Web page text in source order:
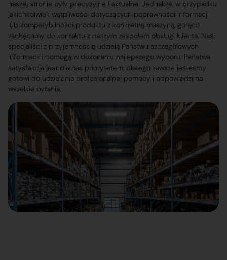
naszej stronie były precyzyjne i aktualne. Jednakże, w przypadku
jakichkolwiek wątpliwości dotyczących poprawności informacji
lub kompatybilności produktu z konkretną maszyną, gorąco
zachęcamy do kontaktu z naszym zespołem obsługi klienta. Nasi
specjaliści z przyjemnością udzielą Państwu szczegółowych
informacji i pomogą w dokonaniu najlepszego wyboru. Państwa
satysfakcja jest dla nas priorytetem, dlatego zawsze jesteśmy
gotowi do udzielenia profesjonalnej pomocy i odpowiedzi na
wszelkie pytania.